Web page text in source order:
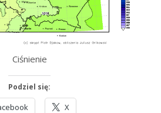
Ciśnienie
Podziel się:
X